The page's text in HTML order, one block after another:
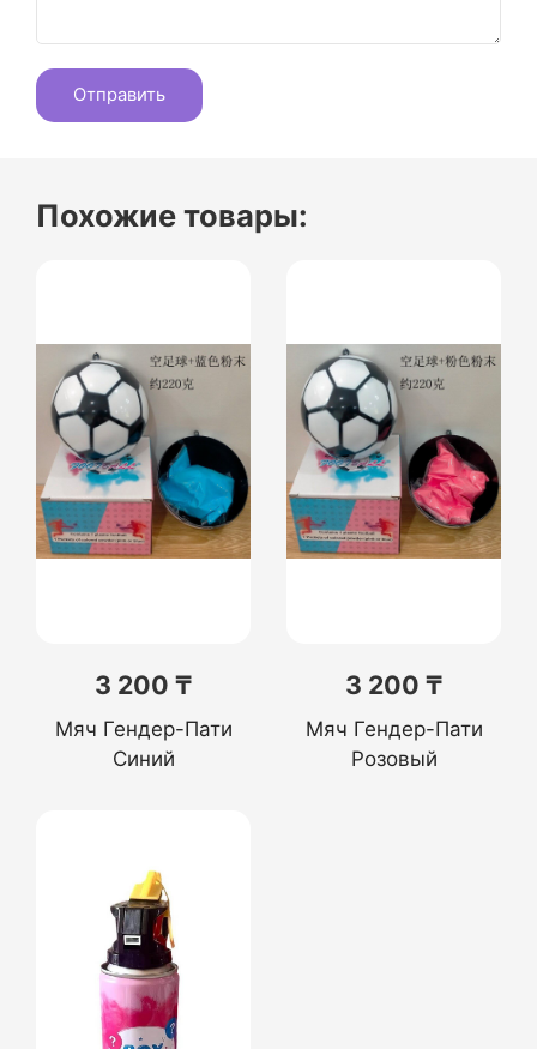
Похожие товары:
3 200 ₸
Мяч Гендер-Пати
Синий
3 200 ₸
Мяч Гендер-Пати
Розовый